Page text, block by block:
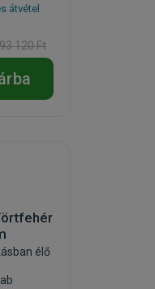
átvétel
93 120 Ft
élő